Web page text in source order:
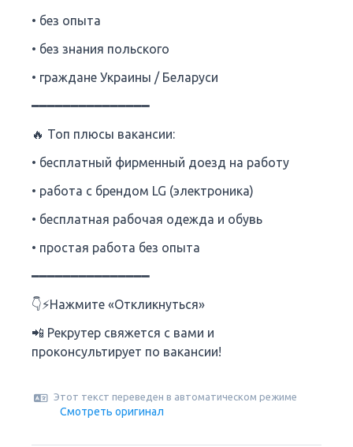
• без опыта
• без знания польского
• граждане Украины / Беларуси
━━━━━━━━━━━━━━━
🔥 Топ плюсы вакансии:
• бесплатный фирменный доезд на работу
• работа с брендом LG (электроника)
• бесплатная рабочая одежда и обувь
• простая работа без опыта
━━━━━━━━━━━━━━━
👇⚡️Нажмите «Откликнуться»
📲 Рекрутер свяжется с вами и
проконсультирует по вакансии!
Этот текст переведен в автоматическом режиме
Смотреть оригинал